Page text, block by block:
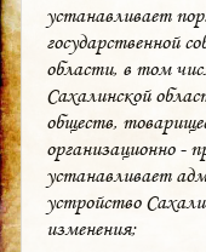
устанавливает
государственной
области, в том
Сахалинской
обществ,
организационно -
устанавливает
устройство
изменения;